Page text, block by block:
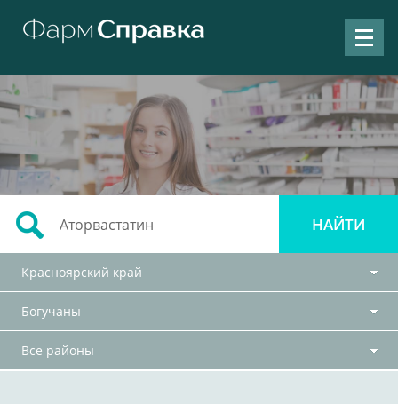
Красноярский край
Богучаны
Все районы